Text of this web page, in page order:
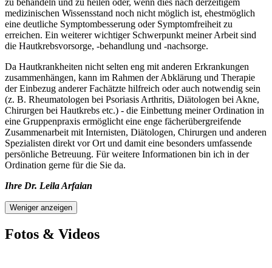
zu behandeln und zu heilen oder, wenn dies nach derzeitigem
medizinischen Wissensstand noch nicht möglich ist, ehestmöglich
eine deutliche Symptombesserung oder Symptomfreiheit zu
erreichen. Ein weiterer wichtiger Schwerpunkt meiner Arbeit sind
die Hautkrebsvorsorge, -behandlung und -nachsorge.
Da Hautkrankheiten nicht selten eng mit anderen Erkrankungen
zusammenhängen, kann im Rahmen der Abklärung und Therapie
der Einbezug anderer Fachätzte hilfreich oder auch notwendig sein
(z. B. Rheumatologen bei Psoriasis Arthritis, Diätologen bei Akne,
Chirurgen bei Hautkrebs etc.) - die Einbettung meiner Ordination in
eine Gruppenpraxis ermöglicht eine enge fächerübergreifende
Zusammenarbeit mit Internisten, Diätologen, Chirurgen und anderen
Spezialisten direkt vor Ort und damit eine besonders umfassende
persönliche Betreuung. Für weitere Informationen bin ich in der
Ordination gerne für die Sie da.
Ihre Dr. Leila Arfaian
Weniger anzeigen
Fotos & Videos